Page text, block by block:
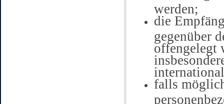
werden;
die
gegenüber
offengelegt
falls